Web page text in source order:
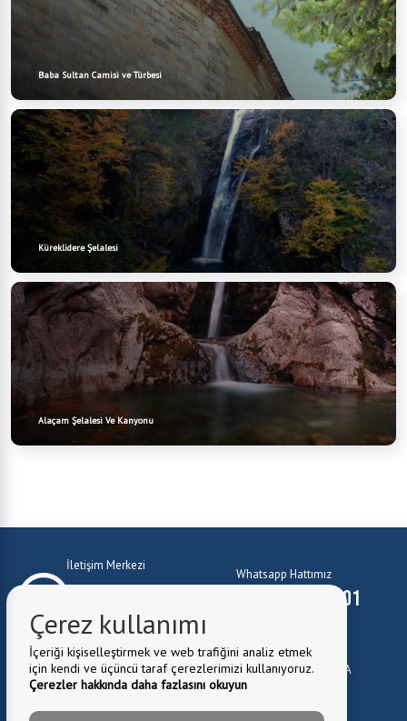
Baba Sultan Camisi ve Türbesi
Küreklidere Şelalesi
Alaçam Şelalesi Ve Kanyonu
İletişim Merkezi
Whatsapp Hattımız
0224 372 10 01
E-Mail:belediye@kestel.bel.tr
Belediye Adresi: Kale Mah. Cuma Cad. No:1 Kestel \ BURSA
0224 372 81 82
Çerez kullanımı
İçeriği kişiselleştirmek ve web trafiğini analiz etmek
için kendi ve üçüncü taraf çerezlerimizi kullanıyoruz.
Çerezler hakkında daha fazlasını okuyun